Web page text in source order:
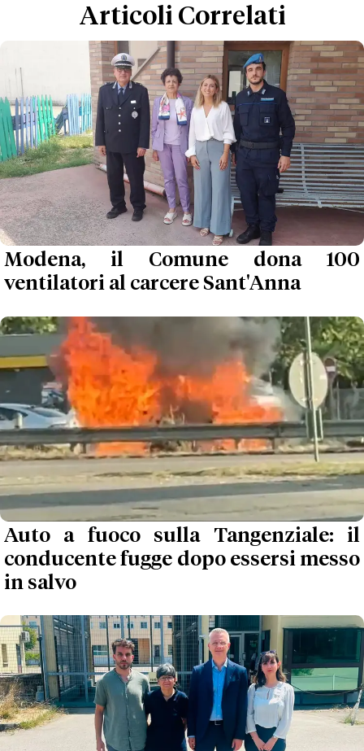
Articoli Correlati
Modena, il Comune dona 100
ventilatori al carcere Sant'Anna
Auto a fuoco sulla Tangenziale: il
conducente fugge dopo essersi messo
in salvo